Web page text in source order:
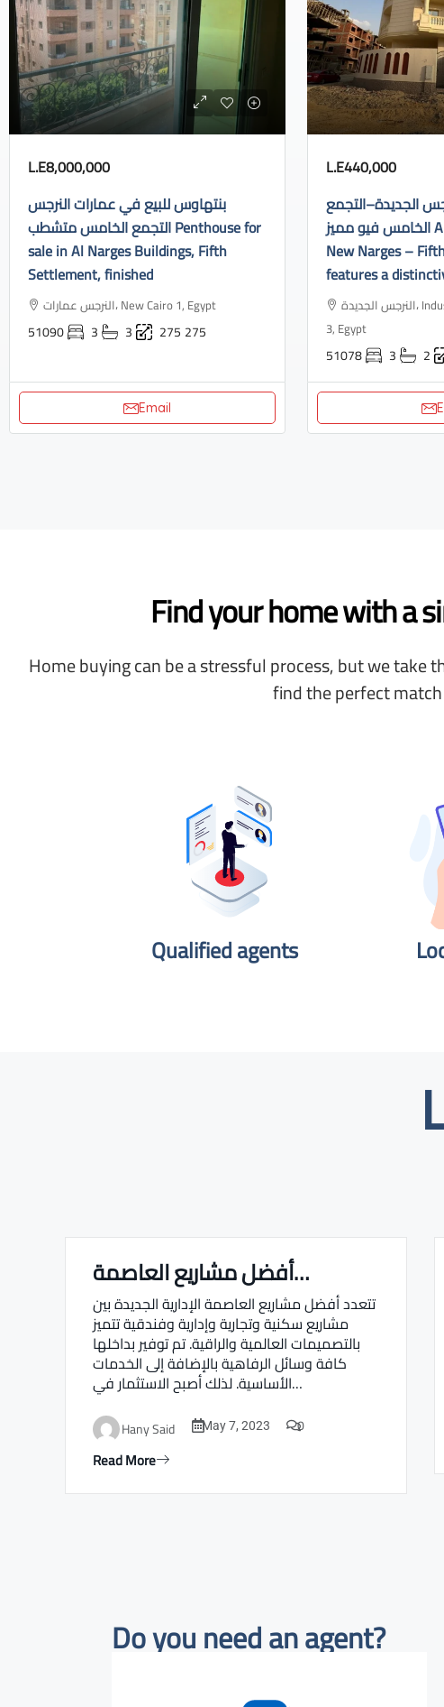
L.E8,000,000
بنتهاوس للبيع في عمارات النرجس
التجمع الخامس متشطب Penthouse for
sale in Al Narges Buildings, Fifth
Settlement, finished
النرجس عمارات، New Cairo 1, Egypt
51090 3 3 275 275
Email
L.E440,000
الجديدة–التجمع
الخامس فيو مميز Apartment for sale in
New Narges –
features a
النرجس الجديدة، Industrial Area, New Cairo
3, Egypt
51078 3 2
Find your home with a
Home buying can be a stressful process, but we take
find the perfect
Qualified agents​
Real estate Estate ville أفضل مشاريع العاصمة…
تتعدد أفضل مشاريع العاصمة الإدارية الجديدة بين
مشاريع سكنية وتجارية وإدارية وفندقية تتميز
بالتصميمات العالمية والراقية. تم توفير بداخلها
كافة وسائل الرفاهية بالإضافة إلى الخدمات
الأساسية. لذلك أصبح الاستثمار في…
Hany Said May 7, 2023 0
Read More
Do you need an agent?​